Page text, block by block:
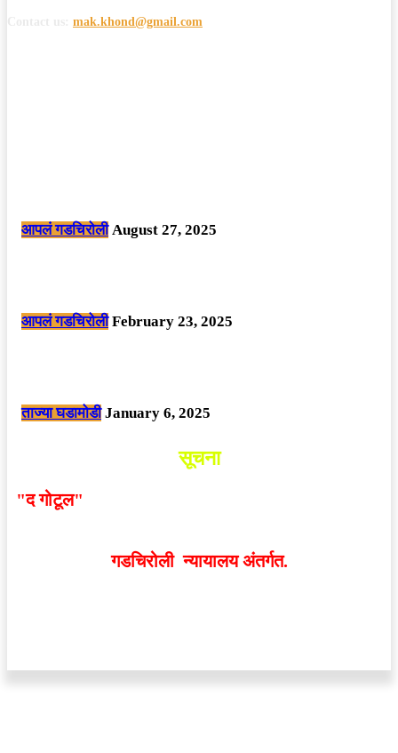
mak.khond@gmail.com
आपलं गडचिरोली August 27, 2025
आपलं गडचिरोली February 23, 2025
ताज्या घडामोडी January 6, 2025
सूचना
"द गोटूल"
गडचिरोली न्यायालय अंतर्गत.